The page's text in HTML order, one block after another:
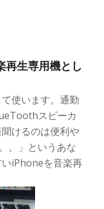
再生専用機とし
使います。通勤
スピーカ
けるのは便利や
。」というあな
iPhoneを音楽再